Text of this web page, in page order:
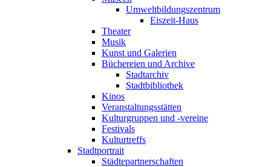
Umweltbildungszentrum
Eiszeit-Haus
Theater
Musik
Kunst und Galerien
Büchereien und Archive
Stadtarchiv
Stadtbibliothek
Kinos
Veranstaltungsstätten
Kulturgruppen und -vereine
Festivals
Kulturtreffs
Stadtportrait
Städtepartnerschaften